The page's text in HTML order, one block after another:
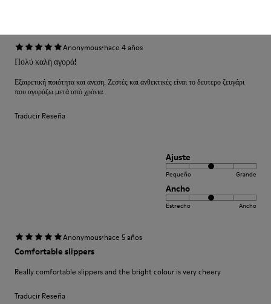
Anonymous·hace 4 años
Πολύ καλή αγορά!
Εξαιρετική ποιότητα και ανεση. Ζεστές και ανθεκτικές είναι το δευτερο ζευγάρι
που αγοράζω μετά από χρόνια.
Traducir Reseña
Ajuste
Pequeño Grande
Ancho
Estrecho Ancho
Anonymous·hace 5 años
Comfortable slippers
Really comfortable slippers and the bright colour is very cheery
Traducir Reseña